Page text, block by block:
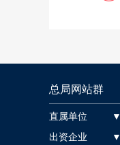
总局网站群
直属单位 ▼
出资企业 ▼